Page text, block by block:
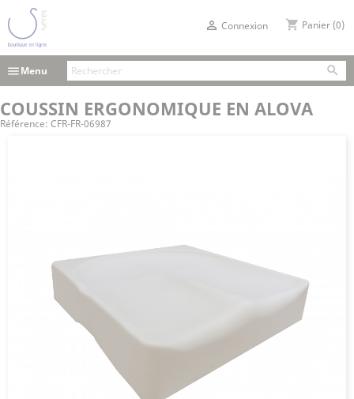
shopping_cart Panier (0)
menuMenu
 Connexion

COUSSIN ERGONOMIQUE EN ALOVA
Référence: CFR-FR-06987